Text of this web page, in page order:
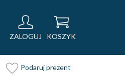
ZALOGUJ KOSZYK
Podaruj prezent